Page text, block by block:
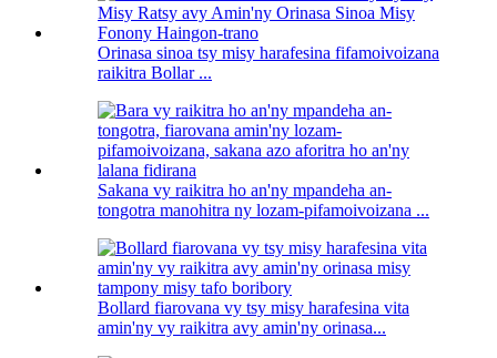
Orinasa sinoa tsy misy harafesina fifamoivoizana
raikitra Bollar ...
Sakana vy raikitra ho an'ny mpandeha an-
tongotra manohitra ny lozam-pifamoivoizana ...
Bollard fiarovana vy tsy misy harafesina vita
amin'ny vy raikitra avy amin'ny orinasa...